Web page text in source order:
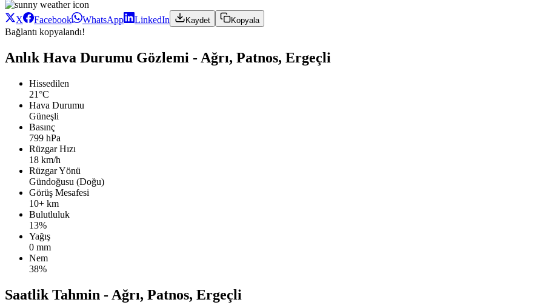
X Facebook WhatsApp LinkedIn Kaydet Kopyala
Bağlantı kopyalandı!
Anlık Hava Durumu Gözlemi - Ağrı, Patnos, Ergeçli
Hissedilen
21°C
Hava Durumu
Güneşli
Basınç
799 hPa
Rüzgar Hızı
18 km/h
Rüzgar Yönü
Gündoğusu (Doğu)
Görüş Mesafesi
10+ km
Bulutluluk
13%
Yağış
0 mm
Nem
38%
Saatlik Tahmin - Ağrı, Patnos, Ergeçli